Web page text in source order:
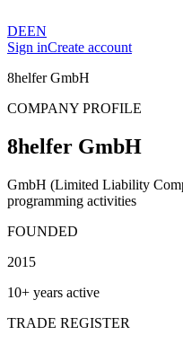
DEEN
Sign inCreate account
8helfer GmbH
COMPANY PROFILE
8helfer GmbH
GmbH (Limited Liability
programming activities
FOUNDED
2015
10+ years active
TRADE REGISTER